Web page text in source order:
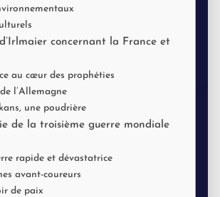
concernant la France et
au cœur des prophéties
l’Allemagne
une poudrière
de la troisième guerre mondiale
rapide et dévastatrice
avant-coureurs
de paix